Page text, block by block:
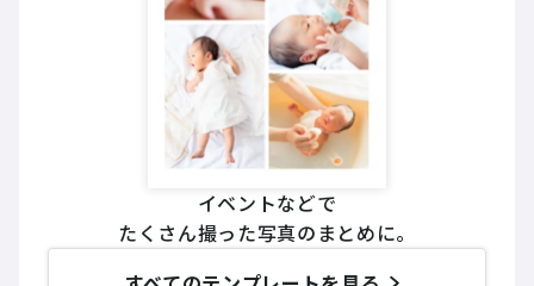
イベントなどで
たくさん撮った写真のまとめに。